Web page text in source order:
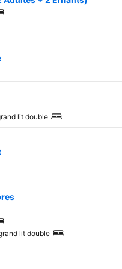
lit double
lit double